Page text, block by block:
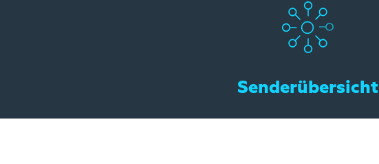
Senderübersicht